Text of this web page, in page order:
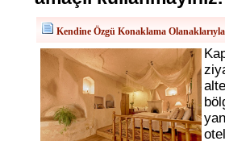
Kendine Özgü Konaklama